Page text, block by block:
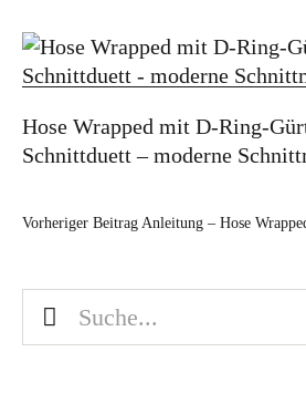
Schnittmuster-
Sewalong
Tipps zur
Hose Wrapped mit D-Ring-
Schnittduett – moderne
Vorheriger Beitrag Anleitung – Hose